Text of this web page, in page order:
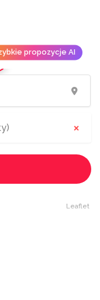
Leaflet
propozycje AI
×